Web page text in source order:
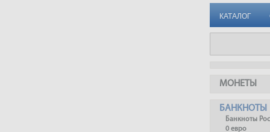
КАТАЛОГ
МОНЕТЫ
БАНКНОТЫ
Банкноты
0 евро